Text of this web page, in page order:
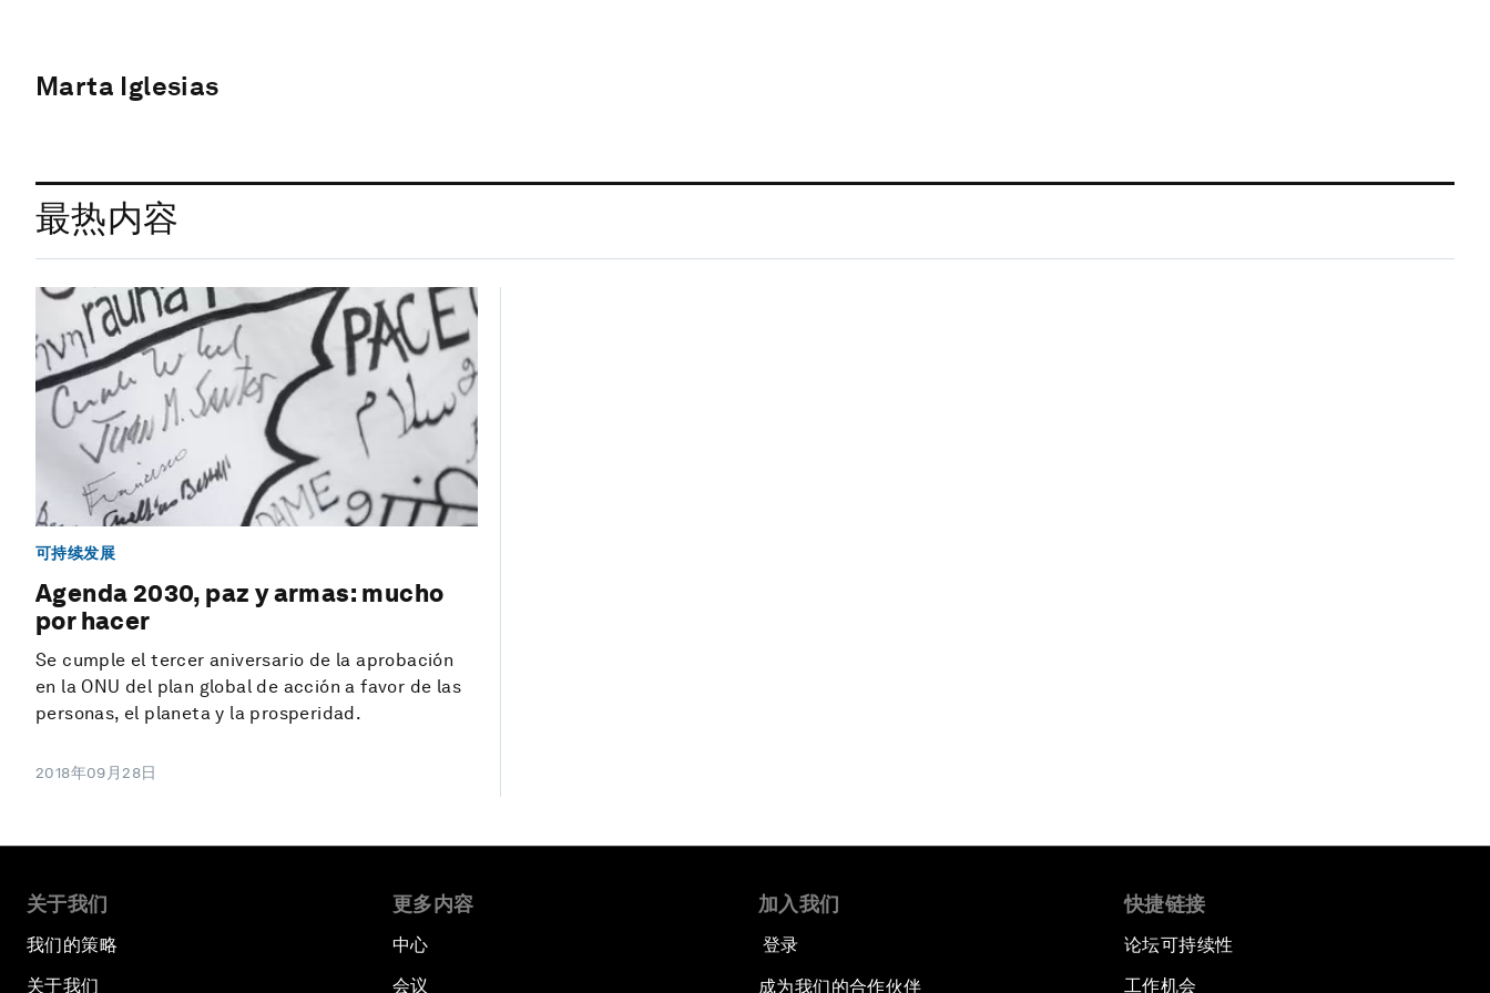
Marta Iglesias
最热内容
可持续发展
Agenda 2030, paz y armas: mucho
por hacer
Se cumple el tercer aniversario de la aprobación
en la ONU del plan global de acción a favor de las
personas, el planeta y la prosperidad.
2018年09月28日
关于我们
我们的策略
关于我们
更多内容
中心
会议
加入我们
登录
成为我们的合作伙伴
快捷链接
论坛可持续性
工作机会